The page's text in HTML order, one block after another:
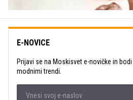
E-NOVICE
Prijavi se na Moskisvet e-novičke in
modnimi trendi.